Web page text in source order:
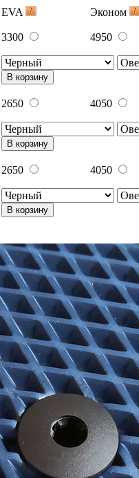
EVA
Эконом
3300 4950
В корзину
2650 4050
В корзину
2650 4050
В корзину